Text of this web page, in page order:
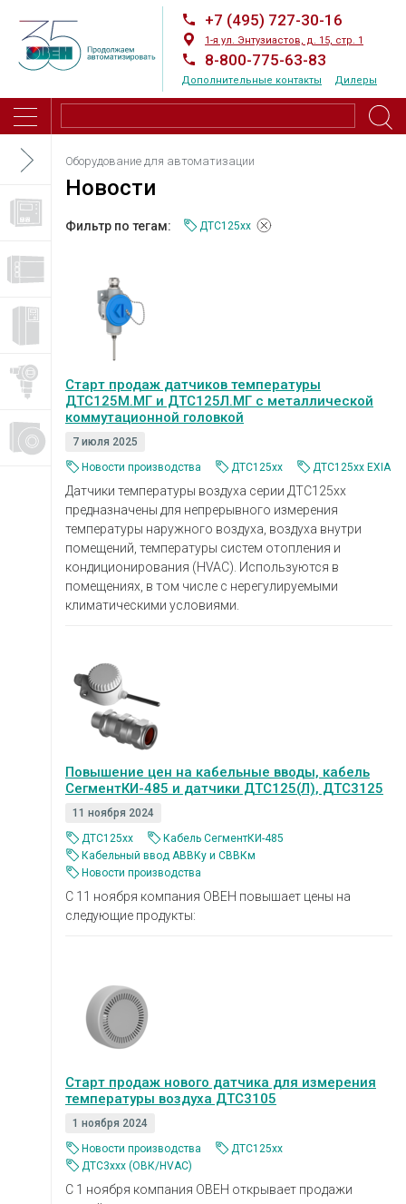
+7 (495) 727-30-16
1-я ул. Энтузиастов, д. 15, стр. 1
8-800-775-63-83
Дополнительные контакты Дилеры
Оборудование для автоматизации
Новости
Фильтр по тегам: ДТС125xx
Старт продаж датчиков температуры
ДТС125М.МГ и ДТС125Л.МГ с металлической
коммутационной головкой
7 июля 2025
Новости производства
ДТС125xx ДТС125xx EXIA
Датчики температуры воздуха серии ДТС125хх
предназначены для непрерывного измерения
температуры наружного воздуха, воздуха внутри
помещений, температуры систем отопления и
кондиционирования (HVAC). Используются в
помещениях, в том числе с нерегулируемыми
климатическими условиями.
Повышение цен на кабельные вводы, кабель
СегментКИ-485 и датчики ДТС125(Л), ДТС3125
11 ноября 2024
ДТС125xx
Кабель СегментКИ-485
Кабельный ввод АВВКу и СВВКм
Новости производства
С 11 ноября компания ОВЕН повышает цены на
следующие продукты:
Старт продаж нового датчика для измерения
температуры воздуха ДТС3105
1 ноября 2024
Новости производства
ДТС125xx
ДТС3ххх (ОВК/HVAC)
С 1 ноября компания ОВЕН открывает продажи